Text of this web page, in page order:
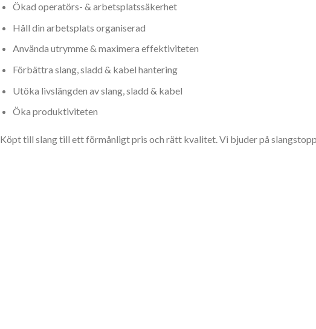
Ökad operatörs- & arbetsplatssäkerhet
Håll din arbetsplats organiserad
Använda utrymme & maximera effektiviteten
Förbättra slang, sladd & kabel hantering
Utöka livslängden av slang, sladd & kabel
Öka produktiviteten
Köpt till slang till ett förmånligt pris och rätt kvalitet. Vi bjuder på